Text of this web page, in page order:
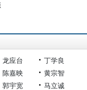
龙应台
丁学良
陈嘉映
黄宗智
郭宇宽 马立诚